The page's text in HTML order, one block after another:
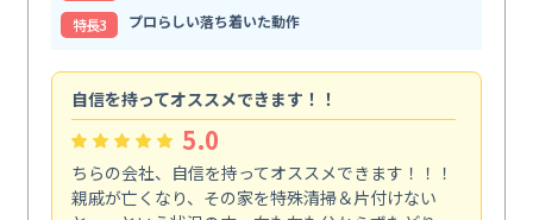
特⻑3
プロらしい落ち着いた動作
自信を持ってオススメできます！！
5.0
ちらの会社、自信を持ってオススメできます！！！
親戚が亡くなり、その家を特殊清掃＆片付けない